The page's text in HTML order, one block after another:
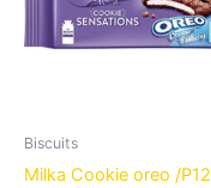
Biscuits
Milka Cookie oreo /P12